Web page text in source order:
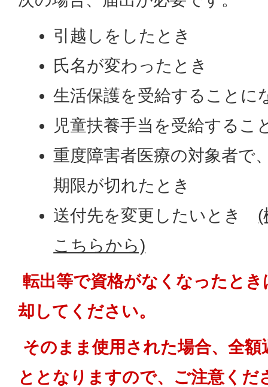
引越しをしたとき
氏名が変わったとき
生活保護を受給することに
児童扶養手当を受給するこ
重度障害者医療の対象者で
期限が切れたとき
送付先を変更したいとき (
こちらから)
転出等で資格がなくなったと
却してください。
そのまま使用された場合、全
ととなりますので、ご注意くだ